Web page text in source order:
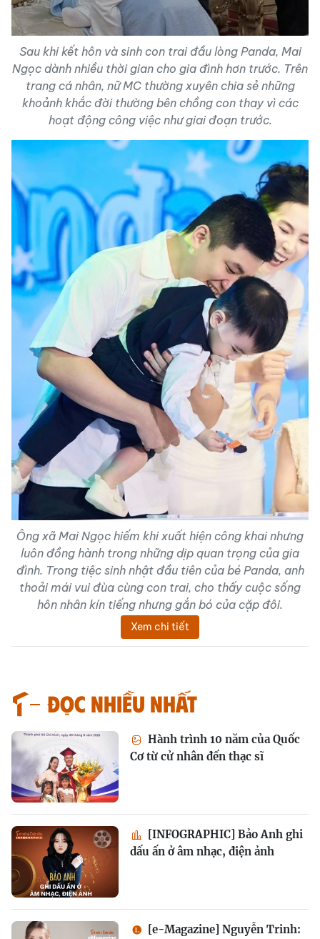
Sau khi kết hôn và sinh con trai đầu lòng Panda, Mai
Ngọc dành nhiều thời gian cho gia đình hơn trước. Trên
trang cá nhân, nữ MC thường xuyên chia sẻ những
khoảnh khắc đời thường bên chồng con thay vì các
hoạt động công việc như giai đoạn trước.
Ông xã Mai Ngọc hiếm khi xuất hiện công khai nhưng
luôn đồng hành trong những dịp quan trọng của gia
đình. Trong tiệc sinh nhật đầu tiên của bé Panda, anh
thoải mái vui đùa cùng con trai, cho thấy cuộc sống
hôn nhân kín tiếng nhưng gắn bó của cặp đôi.
Xem chi tiết
Đọc nhiều nhất
Hành trình 10 năm của Quốc
Cơ từ cử nhân đến thạc sĩ
[INFOGRAPHIC] Bảo Anh ghi
dấu ấn ở âm nhạc, điện ảnh
[e-Magazine] Nguyễn Trinh: